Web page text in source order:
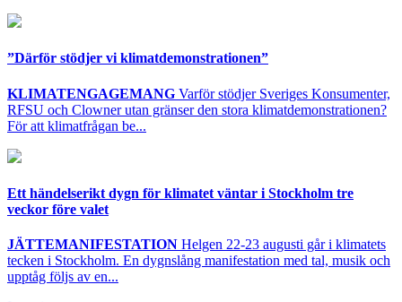
”Därför stödjer vi klimatdemonstrationen”
KLIMATENGAGEMANG Varför stödjer Sveriges Konsumenter,
RFSU och Clowner utan gränser den stora klimatdemonstrationen?
För att klimatfrågan be...
Ett händelserikt dygn för klimatet väntar i Stockholm tre
veckor före valet
JÄTTEMANIFESTATION Helgen 22-23 augusti går i klimatets
tecken i Stockholm. En dygnslång manifestation med tal, musik och
upptåg följs av en...